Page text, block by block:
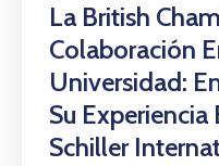
La British
Colaboración
Universidad:
Su
Schiller